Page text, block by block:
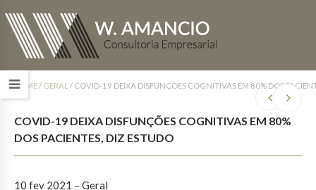
HOME/ GERAL / COVID-19 DEIXA DISFUNÇÕES COGNITIVAS EM 80% DOS
COVID-19 DEIXA DISFUNÇÕES COGNITIVAS EM 80%
DOS PACIENTES, DIZ ESTUDO
10 fev 2021 – Geral